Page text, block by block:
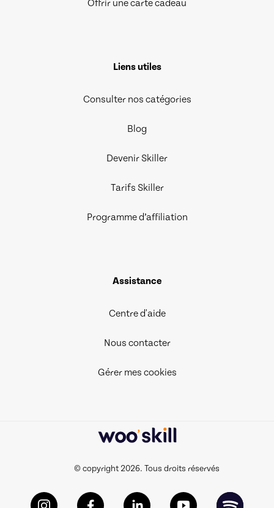
Offrir une carte cadeau
Liens utiles
Consulter nos catégories
Blog
Devenir Skiller
Tarifs Skiller
Programme d’affiliation
Assistance
Centre d'aide
Nous contacter
Gérer mes cookies
© copyright 2026. Tous droits réservés